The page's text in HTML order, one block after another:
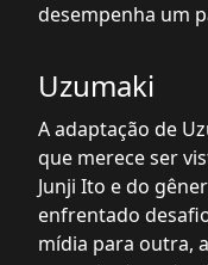
desempenha um
Uzumaki
A adaptação de
que merece ser
Junji Ito e do
enfrentado
mídia para outra,